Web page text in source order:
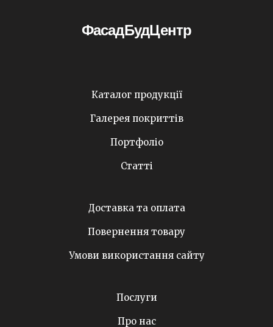
ФасадБудЦентр
Каталог продукції
Галерея покриттів
Портфоліо
Статті
Доставка та оплата
Повернення товару
Умови використання сайту
Послуги
Про нас